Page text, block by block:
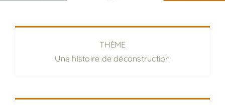
THÈME
Une histoire de déconstruction